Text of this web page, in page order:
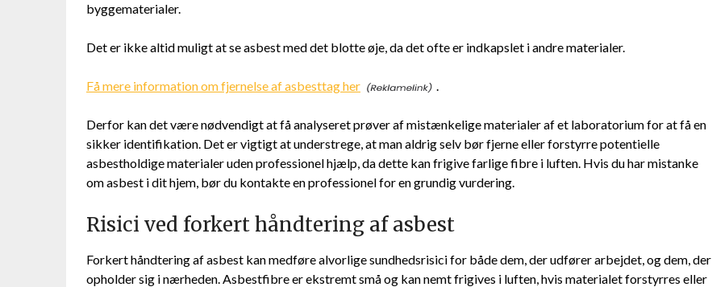
byggematerialer.
Det er ikke altid muligt at se asbest med det blotte øje, da det ofte er indkapslet i andre materialer.
Få mere information om fjernelse af asbesttag her .
Derfor kan det være nødvendigt at få analyseret prøver af mistænkelige materialer af et laboratorium for at få en
sikker identifikation. Det er vigtigt at understrege, at man aldrig selv bør fjerne eller forstyrre potentielle
asbestholdige materialer uden professionel hjælp, da dette kan frigive farlige fibre i luften. Hvis du har mistanke
om asbest i dit hjem, bør du kontakte en professionel for en grundig vurdering.
Risici ved forkert håndtering af asbest
Forkert håndtering af asbest kan medføre alvorlige sundhedsrisici for både dem, der udfører arbejdet, og dem, der
opholder sig i nærheden. Asbestfibre er ekstremt små og kan nemt frigives i luften, hvis materialet forstyrres eller